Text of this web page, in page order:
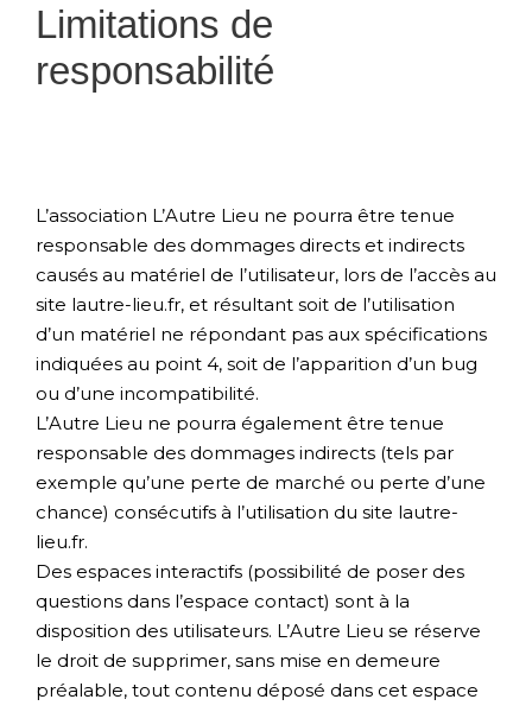
Limitations de
responsabilité
L’association L’Autre Lieu ne pourra être tenue
responsable des dommages directs et indirects
causés au matériel de l’utilisateur, lors de l’accès au
site lautre-lieu.fr, et résultant soit de l’utilisation
d’un matériel ne répondant pas aux spécifications
indiquées au point 4, soit de l’apparition d’un bug
ou d’une incompatibilité.
L’Autre Lieu ne pourra également être tenue
responsable des dommages indirects (tels par
exemple qu’une perte de marché ou perte d’une
chance) consécutifs à l’utilisation du site lautre-
lieu.fr.
Des espaces interactifs (possibilité de poser des
questions dans l’espace contact) sont à la
disposition des utilisateurs. L’Autre Lieu se réserve
le droit de supprimer, sans mise en demeure
préalable, tout contenu déposé dans cet espace